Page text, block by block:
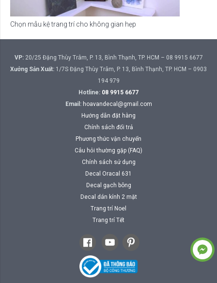
Chọn mẫu kệ trang trí cho không gian hẹp
VP:20/25 Đặng Thùy Trâm, P. 13, Bình Thạnh, TP. HCM – 08 9915 6677
Xưởng Sản Xuất: 1/7S Đặng Thùy Trâm, P. 13, Bình Thạnh, TP. HCM – 0903
194 979
Hotline: 08 9915 6677
Email: hoavandecal@gmail.com
Hướng dẫn đặt hàng
Chính sách đổi trả
Phương thức vận chuyển
Câu hỏi thường gặp (FAQ)
Chính sách sử dụng
Decal Oracal 631
Decal gạch bông
Decal dán kính 2 mặt
Trang trí Noel
Trang trí Tết